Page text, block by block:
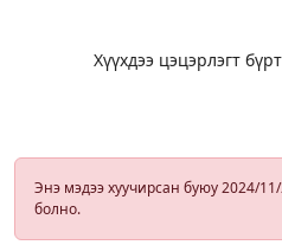
Хүүхдээ цэцэрлэгт
Энэ мэдээ хуучирсан буюу 2024/
болно.